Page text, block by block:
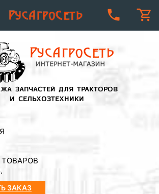
ЗАПЧАСТЕЙ ДЛЯ ТРАКТОРОВ
И СЕЛЬХОЗТЕХНИКИ
ЗАКАЗ